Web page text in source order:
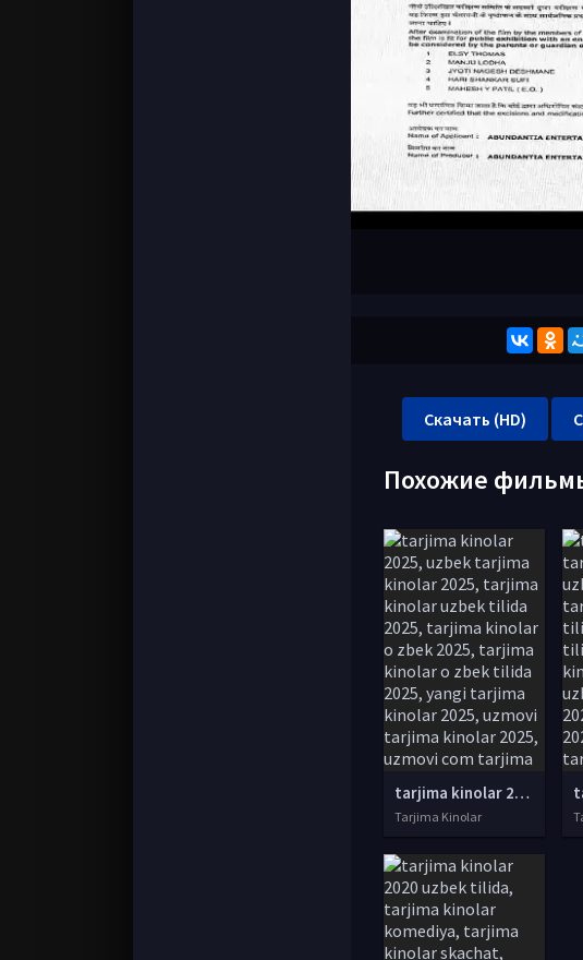
Скачать (HD)
Похожие
tarjima kinolar 2025, uzbek tarjima kinolar 2025, tarjima kinolar uzbek tilida 2025, tarjima kinolar o zbek 2025, tarjima kinolar o zbek tilida 2025, yangi tarjima kinolar 2025, uzmovi tarjima kinolar 2025, uzmovi com tarjima kinolar 2025, uzbekcha t
Tarjima Kinolar